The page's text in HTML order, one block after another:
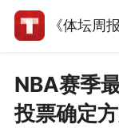
《体坛周
NBA赛季
投票确定